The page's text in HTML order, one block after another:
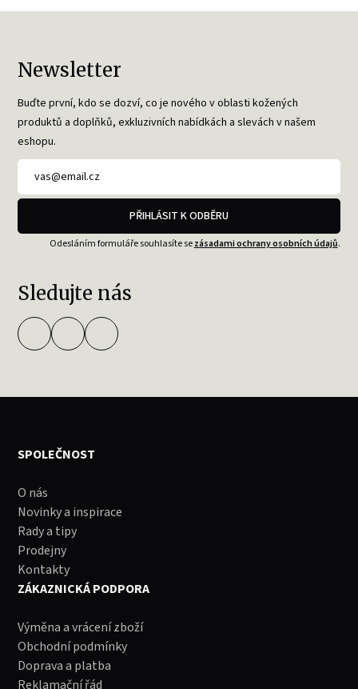
Newsletter
Buďte první, kdo se dozví, co je nového v oblasti kožených
produktů a doplňků, exkluzivních nabídkách a slevách v našem
eshopu.
PŘIHLÁSIT K ODBĚRU
Odesláním formuláře souhlasíte sezásadami ochrany osobních údajů.
Sledujte nás
SPOLEČNOST
O nás
Novinky a inspirace
Rady a tipy
Prodejny
Kontakty
ZÁKAZNICKÁ PODPORA
Výměna a vrácení zboží
Obchodní podmínky
Doprava a platba
Reklamační řád